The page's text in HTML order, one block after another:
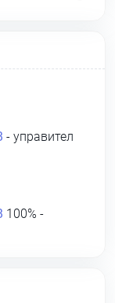
- управител
100% -